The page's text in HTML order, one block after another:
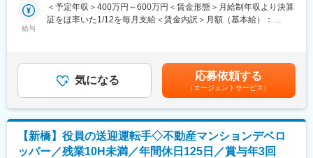
※やる気次第で業務の幅も広がっていきます。
※初めは既存の社長秘書のアシスタントして業務を学んで頂きます
る柔軟性や
ホスピタリティが高い方はとてもマッチする仕事です。
・まだ18期の若い会社で、会社と一緒に成長していく過程が経験
・完全週休2日制で就業環境も安定し、定着率の非常に高い環境で
す。
給与
＜予定年収＞400万円～600万円＜賃金形態＞月給制年収より決算
証をほ率いた1/12を毎月支給＜賃金内訳＞月額（基本給）：
時間に対応して別途支給、主任以上は役職手当・固定残業代42時
間を含む※予定年収は決算賞与を含みます■昇給：年1回（10月）■
決算賞与：業績により支給※創業以来毎期支給実績あり賃金はあく
までも目安の金額であり、選考を通じて上下する可能性がありま
す。月給(月額)は固定手当を含めた表記です。
気になる 応募依頼する
（エージェントサービス）
【新橋】役員の送迎運転手◇不動産マンションデベロ
ッパー／残業10H未満／年間休日125日／賞与年3回